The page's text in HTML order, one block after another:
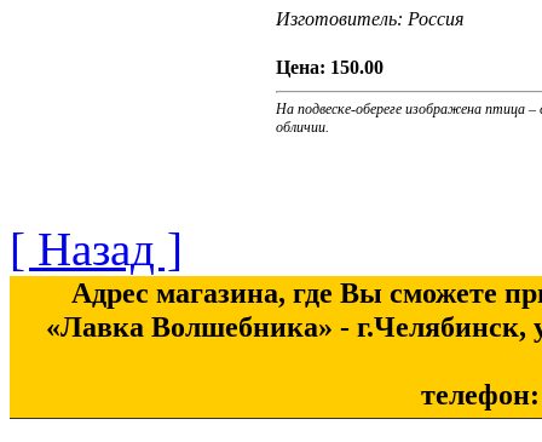
Изготовитель: Россия
Цена: 150.00
На подвеске-обереге изображена птица
обличии.
[ Назад ]
Адрес магазина, где Вы сможете
«Лавка Волшебника» - г.Челябинск,